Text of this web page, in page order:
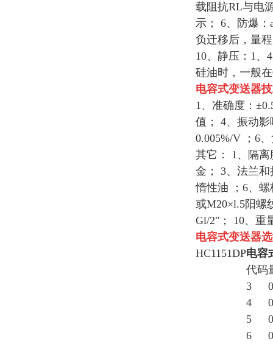
载阻抗RL与电
示； 6、防爆
负迁移后，量
10、静压：1、
硅油时，一般
电容式变送器
1、准确度：
值； 4、振动
0.005%/V ；6
其它： 1、隔
金； 3、法兰
惰性油 ；6、
或M20×l.5阳螺
Gl/2"； 10、重
电容式变送器
HC1151DP电容
代码
3
4
5
6